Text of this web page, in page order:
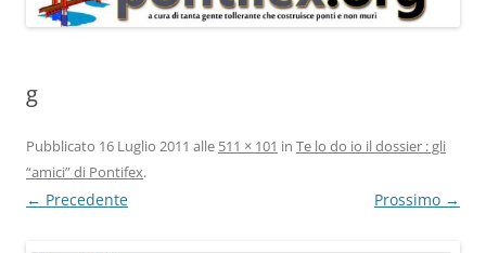
g
Pubblicato 16 Luglio 2011 alle 511 × 101 in Te lo do io il dossier : gli
“amici” di Pontifex.
← Precedente Prossimo →